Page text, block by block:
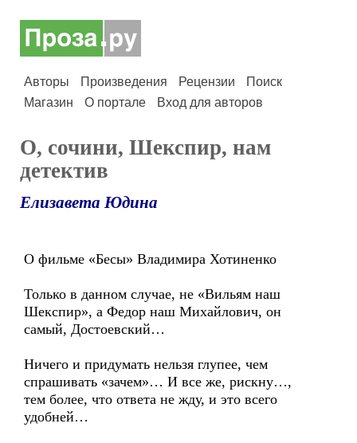
Авторы Произведения Рецензии
Поиск
Магазин
О портале Вход для авторов
О, сочини, Шекспир, нам
детектив
Елизавета Юдина
О фильме «Бесы» Владимира Хотиненко
Только в данном случае, не «Вильям наш
Шекспир», а Федор наш Михайлович, он
самый, Достоевский…
Ничего и придумать нельзя глупее, чем
спрашивать «зачем»… И все же, рискну…,
тем более, что ответа не жду, и это всего
удобней…